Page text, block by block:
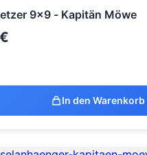
9x9 - Kapitän Möwe
€
In den Warenkorb